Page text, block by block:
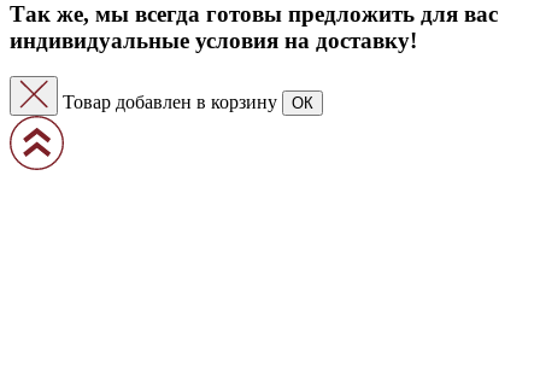
Так же, мы всегда готовы предложить для вас
индивидуальные условия на доставку!
Товар добавлен в корзину ОК